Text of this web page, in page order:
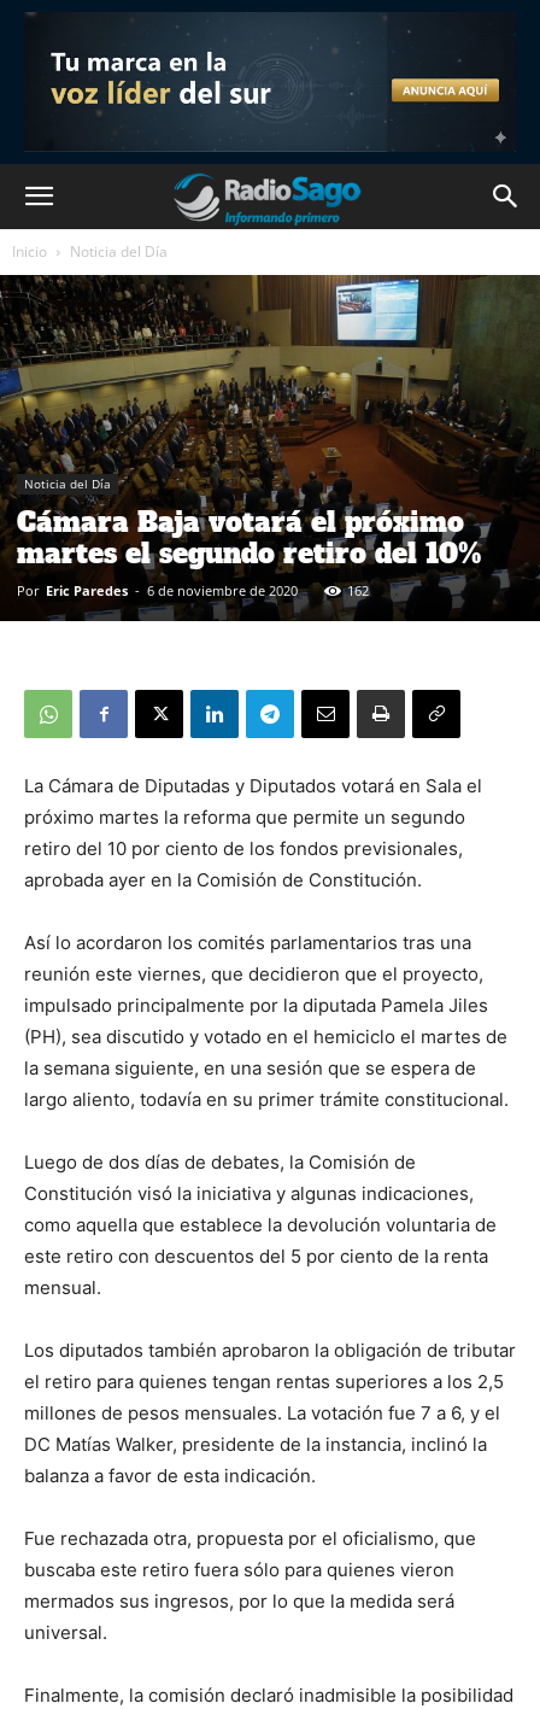
Inicio Noticia del Día
Noticia del Día
Cámara Baja votará el próximo
martes el segundo retiro del 10%
Por Eric Paredes - 6 de noviembre de 2020 162
La Cámara de Diputadas y Diputados votará en Sala el
próximo martes la reforma que permite un segundo
retiro del 10 por ciento de los fondos previsionales,
aprobada ayer en la Comisión de Constitución.
Así lo acordaron los comités parlamentarios tras una
reunión este viernes, que decidieron que el proyecto,
impulsado principalmente por la diputada Pamela Jiles
(PH), sea discutido y votado en el hemiciclo el martes de
la semana siguiente, en una sesión que se espera de
largo aliento, todavía en su primer trámite constitucional.
Luego de dos días de debates, la Comisión de
Constitución visó la iniciativa y algunas indicaciones,
como aquella que establece la devolución voluntaria de
este retiro con descuentos del 5 por ciento de la renta
mensual.
Los diputados también aprobaron la obligación de tributar
el retiro para quienes tengan rentas superiores a los 2,5
millones de pesos mensuales. La votación fue 7 a 6, y el
DC Matías Walker, presidente de la instancia, inclinó la
balanza a favor de esta indicación.
Fue rechazada otra, propuesta por el oficialismo, que
buscaba este retiro fuera sólo para quienes vieron
mermados sus ingresos, por lo que la medida será
universal.
Finalmente, la comisión declaró inadmisible la posibilidad